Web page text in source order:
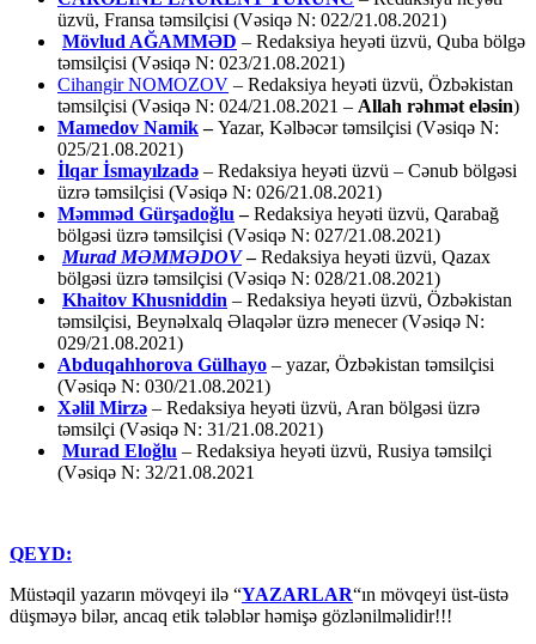
üzvü, Fransa təmsilçisi (Vəsiqə N: 022/21.08.2021)
Mövlud AĞAMMƏD – Redaksiya heyəti üzvü, Quba bölgə
təmsilçisi (Vəsiqə N: 023/21.08.2021)
Cihangir NOMOZOV – Redaksiya heyəti üzvü, Özbəkistan
təmsilçisi (Vəsiqə N: 024/21.08.2021 – Allah rəhmət eləsin)
Mamedov Namik–Yazar, Kəlbəcər təmsilçisi (Vəsiqə N:
025/21.08.2021)
İlqar İsmayılzadə – Redaksiya heyəti üzvü – Cənub bölgəsi
üzrə təmsilçisi (Vəsiqə N: 026/21.08.2021)
Məmməd Gürşadoğlu –Redaksiya heyəti üzvü, Qarabağ
bölgəsi üzrə təmsilçisi (Vəsiqə N: 027/21.08.2021)
Murad MƏMMƏDOV –Redaksiya heyəti üzvü, Qazax
bölgəsi üzrə təmsilçisi (Vəsiqə N: 028/21.08.2021)
Khaitov Khusniddin – Redaksiya heyəti üzvü, Özbəkistan
təmsilçisi, Beynəlxalq Əlaqələr üzrə menecer (Vəsiqə N:
029/21.08.2021)
Abduqahhorova Gülhayo – yazar, Özbəkistan təmsilçisi
(Vəsiqə N: 030/21.08.2021)
Xəlil Mirzə – Redaksiya heyəti üzvü, Aran bölgəsi üzrə
təmsilçi (Vəsiqə N: 31/21.08.2021)
Murad Eloğlu – Redaksiya heyəti üzvü, Rusiya təmsilçi
(Vəsiqə N: 32/21.08.2021
QEYD:
Müstəqil yazarın mövqeyi ilə “YAZARLAR“ın mövqeyi üst-üstə
düşməyə bilər, ancaq etik tələblər həmişə gözlənilməlidir!!!